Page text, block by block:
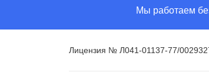
Мы работаем
Лицензия № Л041-01137-77/